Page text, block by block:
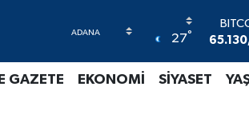
27°
E GAZETE EKONOMİ SİYASET